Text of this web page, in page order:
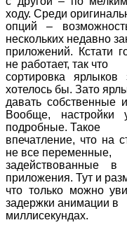
ходу. Среди
опций –
нескольких недавно
приложений. Кстати
не работает, так что
сортировка
хотелось бы. Зато
давать собственные
Вообще, настройки
подробные. Такое
впечатление, что на
не все переменные,
задействованные
приложения. Тут и
что только можно
задержки анимации в
миллисекундах.